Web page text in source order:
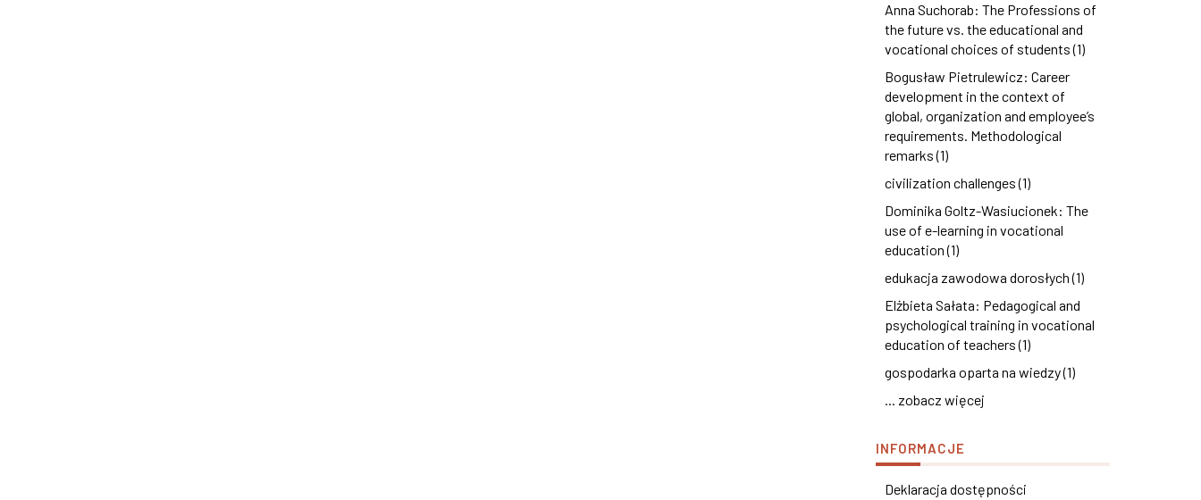
Anna Suchorab: The Professions of
the future vs. the educational and
vocational choices of students (1)
Bogusław Pietrulewicz: Career
development in the context of
global, organization and employee’s
requirements. Methodological
remarks (1)
civilization challenges (1)
Dominika Goltz-Wasiucionek: The
use of e-learning in vocational
education (1)
edukacja zawodowa dorosłych (1)
Elżbieta Sałata: Pedagogical and
psychological training in vocational
education of teachers (1)
gospodarka oparta na wiedzy (1)
... zobacz więcej
INFORMACJE
Deklaracja dostępności